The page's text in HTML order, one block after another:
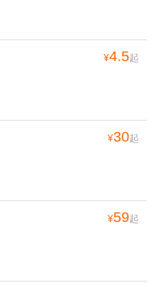
¥4.5起
¥30起
¥59起